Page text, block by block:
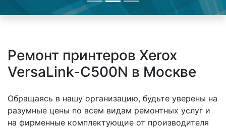
Ремонт принтеров Xerox
VersaLink-C500N в Москве
Обращаясь в нашу организацию, будьте уверены на
разумные цены по всем видам ремонтных услуг и
на фирменные комплектующие от производителя